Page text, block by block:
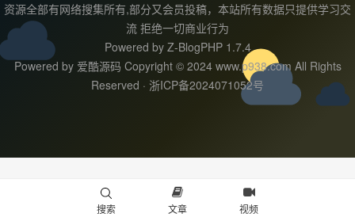
资源全部有网络搜集所有,部分又会员投稿，本站所有数据只提供学习交
流 拒绝一切商业行为
Powered by Z-BlogPHP 1.7.4
Powered by 爱酷源码 Copyright © 2024 www.p938.com All Rights
Reserved · 浙ICP备2024071052号
搜索 文章 视频